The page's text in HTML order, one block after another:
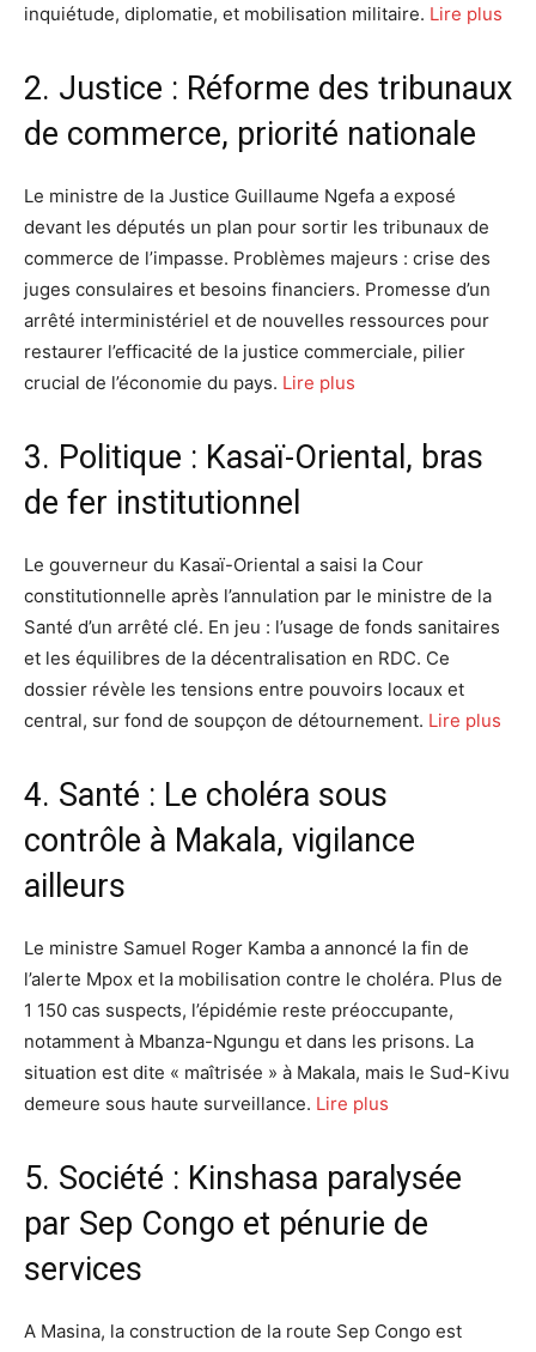
inquiétude, diplomatie, et mobilisation militaire. Lire plus
2. Justice : Réforme des tribunaux
de commerce, priorité nationale
Le ministre de la Justice Guillaume Ngefa a exposé
devant les députés un plan pour sortir les tribunaux de
commerce de l’impasse. Problèmes majeurs : crise des
juges consulaires et besoins financiers. Promesse d’un
arrêté interministériel et de nouvelles ressources pour
restaurer l’efficacité de la justice commerciale, pilier
crucial de l’économie du pays. Lire plus
3. Politique : Kasaï-Oriental, bras
de fer institutionnel
Le gouverneur du Kasaï-Oriental a saisi la Cour
constitutionnelle après l’annulation par le ministre de la
Santé d’un arrêté clé. En jeu : l’usage de fonds sanitaires
et les équilibres de la décentralisation en RDC. Ce
dossier révèle les tensions entre pouvoirs locaux et
central, sur fond de soupçon de détournement. Lire plus
4. Santé : Le choléra sous
contrôle à Makala, vigilance
ailleurs
Le ministre Samuel Roger Kamba a annoncé la fin de
l’alerte Mpox et la mobilisation contre le choléra. Plus de
1 150 cas suspects, l’épidémie reste préoccupante,
notamment à Mbanza-Ngungu et dans les prisons. La
situation est dite « maîtrisée » à Makala, mais le Sud-Kivu
demeure sous haute surveillance. Lire plus
5. Société : Kinshasa paralysée
par Sep Congo et pénurie de
services
A Masina, la construction de la route Sep Congo est